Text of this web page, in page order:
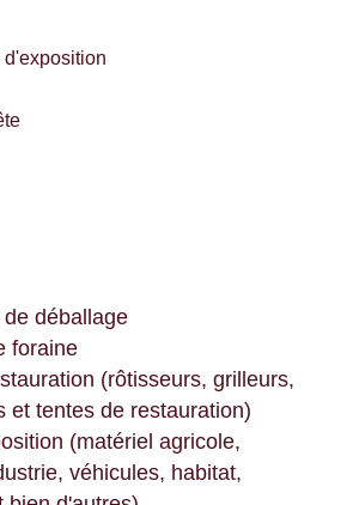
d'exposition
déballage
foraine
(rôtisseurs, grilleurs,
et tentes de restauration)
(matériel agricole,
véhicules, habitat,